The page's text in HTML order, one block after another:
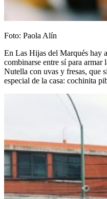
Foto: Paola Alín
En Las Hijas del Marqués hay
combinarse entre sí para armar
Nutella con uvas y fresas, que
especial de la casa: cochinita